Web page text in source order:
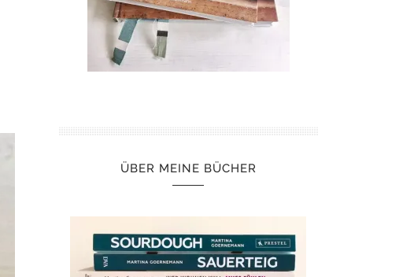
ÜBER MEINE BÜCHER